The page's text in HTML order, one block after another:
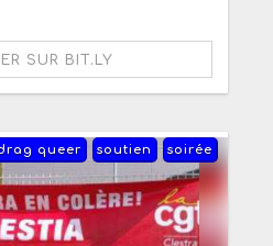
SUR BIT.LY
soirée
soutien
queer